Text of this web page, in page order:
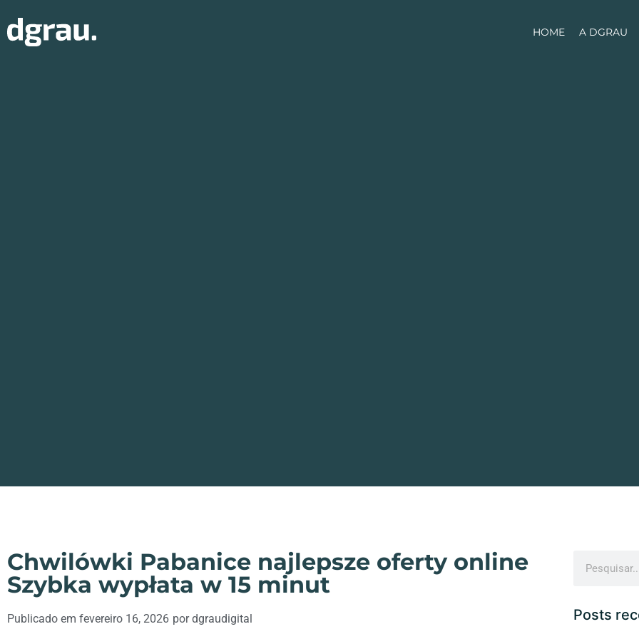
HOME A DGRAU
Chwilówki Pabanice najlepsze oferty online
Szybka wypłata w 15 minut
Publicado em fevereiro 16, 2026 pordgraudigital Posts